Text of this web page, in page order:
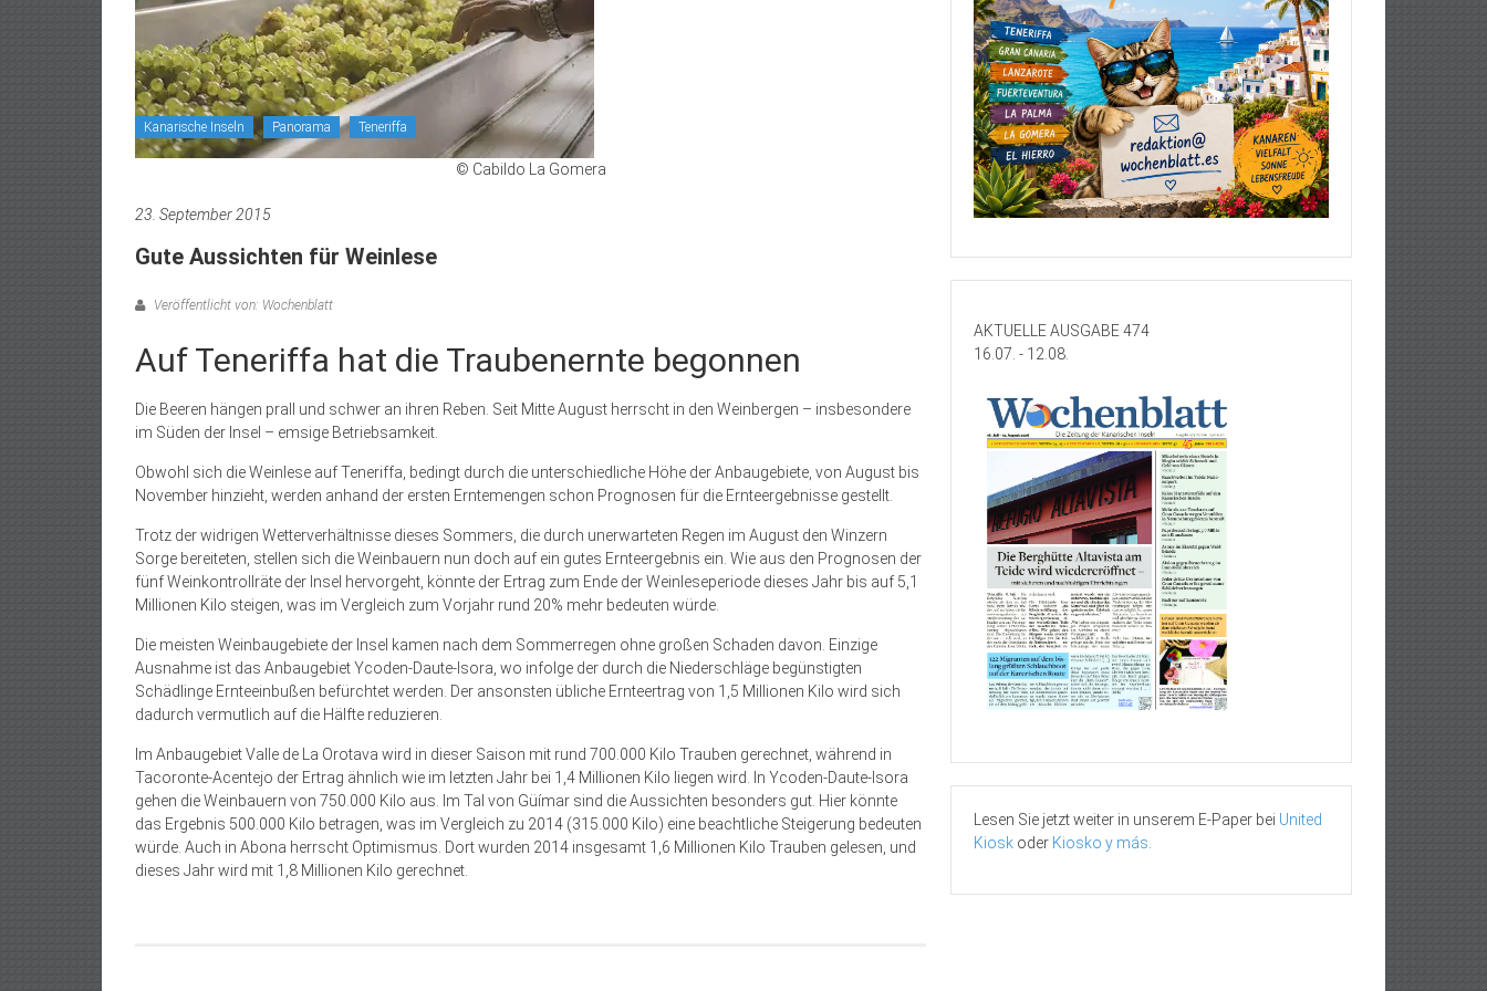
Kanarische Inseln Panorama Teneriffa
© Cabildo La Gomera
23. September 2015
Gute Aussichten für Weinlese
Veröffentlicht von: Wochenblatt
Auf Teneriffa hat die Traubenernte begonnen
Die Beeren hängen prall und schwer an ihren Reben. Seit Mitte August herrscht in den Weinbergen – insbesondere
im Süden der Insel – emsige Betriebsamkeit.
Obwohl sich die Weinlese auf Teneriffa, bedingt durch die unterschiedliche Höhe der Anbaugebiete, von August bis
November hinzieht, werden anhand der ersten Erntemengen schon Prognosen für die Ernteergebnisse gestellt.
Trotz der widrigen Wetterverhältnisse dieses Sommers, die durch unerwarteten Regen im August den Winzern
Sorge bereiteten, stellen sich die Weinbauern nun doch auf ein gutes Ernteergebnis ein. Wie aus den Prognosen der
fünf Weinkontrollräte der Insel hervorgeht, könnte der Ertrag zum Ende der Weinleseperiode dieses Jahr bis auf 5,1
Millionen Kilo steigen, was im Vergleich zum Vorjahr rund 20% mehr bedeuten würde.
Die meisten Weinbaugebiete der Insel kamen nach dem Sommerregen ohne großen Schaden davon. Einzige
Ausnahme ist das Anbaugebiet Ycoden-Daute-Isora, wo infolge der durch die Niederschläge begünstigten
Schädlinge Ernteeinbußen befürchtet werden. Der ansonsten übliche Ernteertrag von 1,5 Millionen Kilo wird sich
dadurch vermutlich auf die Hälfte reduzieren.
Im Anbaugebiet Valle de La Orotava wird in dieser Saison mit rund 700.000 Kilo Trauben gerechnet, während in
Tacoronte-Acentejo der Ertrag ähnlich wie im letzten Jahr bei 1,4 Millionen Kilo liegen wird. In Ycoden-Daute-Isora
gehen die Weinbauern von 750.000 Kilo aus. Im Tal von Güímar sind die Aussichten besonders gut. Hier könnte
das Ergebnis 500.000 Kilo betragen, was im Vergleich zu 2014 (315.000 Kilo) eine beachtliche Steigerung bedeuten
würde. Auch in Abona herrscht Optimismus. Dort wurden 2014 insgesamt 1,6 Millionen Kilo Trauben gelesen, und
dieses Jahr wird mit 1,8 Millionen Kilo gerechnet.
AKTUELLE AUSGABE 474
16.07. - 12.08.
Lesen Sie jetzt weiter in unserem E-Paper bei United
Kiosk oder Kiosko y más